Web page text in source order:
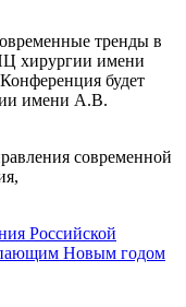
тренды в
хирургии имени
будет
имени А.В.
современной
Российской
Новым годом